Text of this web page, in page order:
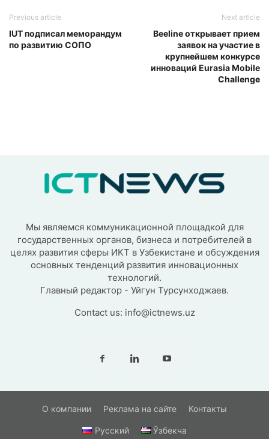
Previous article
IUT подписал меморандум
по развитию СОПО
Next article
Beeline открывает прием
заявок на участие в
крупнейшем конкурсе
инноваций Eurasia Mobile
Challenge
Мы являемся коммуникационной площадкой для
государственных органов, бизнеса и потребителей в
целях развития сферы ИКТ в Узбекистане и обсуждения
основных тенденций развития инновационных
технологий.
Главный редактор - Уйгун Турсунходжаев.
Contact us: info@ictnews.uz
О компании Реклама на сайте Контакты
Русский Ўзбекча